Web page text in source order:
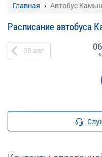
Главная Автобус
Расписание автобуса
05 авг